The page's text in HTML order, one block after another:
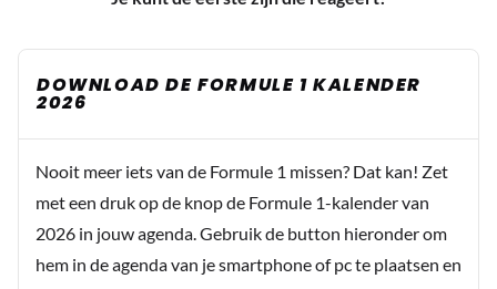
DOWNLOAD DE FORMULE 1 KALENDER
2026
Nooit meer iets van de Formule 1 missen? Dat kan! Zet
met een druk op de knop de Formule 1-kalender van
2026 in jouw agenda. Gebruik de button hieronder om
hem in de agenda van je smartphone of pc te plaatsen en